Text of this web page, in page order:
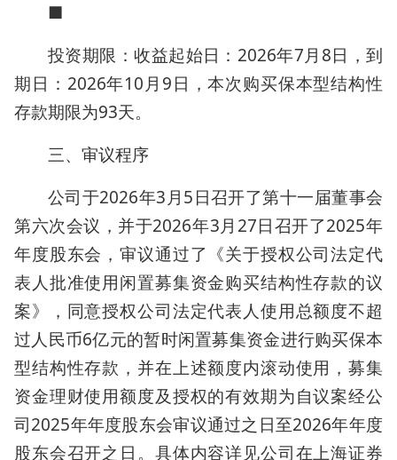
■
投资期限：收益起始日：2026年7月8日，到
期日：2026年10月9日，本次购买保本型结构性
存款期限为93天。
三、审议程序
公司于2026年3月5日召开了第十一届董事会
第六次会议，并于2026年3月27日召开了2025年
年度股东会，审议通过了《关于授权公司法定代
表人批准使用闲置募集资金购买结构性存款的议
案》，同意授权公司法定代表人使用总额度不超
过人民币6亿元的暂时闲置募集资金进行购买保本
型结构性存款，并在上述额度内滚动使用，募集
资金理财使用额度及授权的有效期为自议案经公
司2025年年度股东会审议通过之日至2026年年度
股东会召开之日。具体内容详见公司在上海证券